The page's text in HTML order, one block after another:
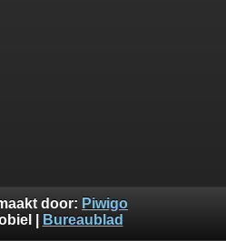
door: Piwigo
Bureaublad